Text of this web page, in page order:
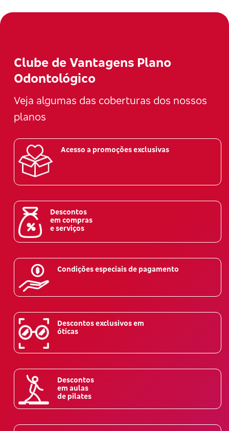
Clube de Vantagens Plano
Odontológico
Veja algumas das coberturas dos nossos
planos
Acesso a promoções exclusivas
Descontos
em compras
e serviços
Condições especiais de pagamento
Descontos exclusivos em
óticas
Descontos
em aulas
de pilates